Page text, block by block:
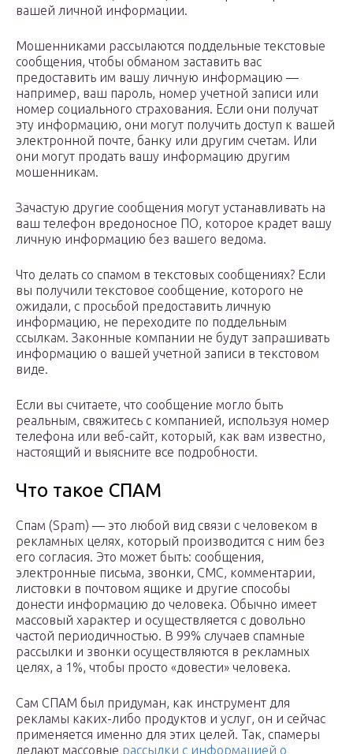
вашей личной информации.
Мошенниками рассылаются поддельные текстовые
сообщения, чтобы обманом заставить вас
предоставить им вашу личную информацию —
например, ваш пароль, номер учетной записи или
номер социального страхования. Если они получат
эту информацию, они могут получить доступ к вашей
электронной почте, банку или другим счетам. Или
они могут продать вашу информацию другим
мошенникам.
Зачастую другие сообщения могут устанавливать на
ваш телефон вредоносное ПО, которое крадет вашу
личную информацию без вашего ведома.
Что делать со спамом в текстовых сообщениях? Если
вы получили текстовое сообщение, которого не
ожидали, с просьбой предоставить личную
информацию, не переходите по поддельным
ссылкам. Законные компании не будут запрашивать
информацию о вашей учетной записи в текстовом
виде.
Если вы считаете, что сообщение могло быть
реальным, свяжитесь с компанией, используя номер
телефона или веб-сайт, который, как вам известно,
настоящий и выясните все подробности.
Что такое СПАМ
Спам (Spam) — это любой вид связи с человеком в
рекламных целях, который производится с ним без
его согласия. Это может быть: сообщения,
электронные письма, звонки, СМС, комментарии,
листовки в почтовом ящике и другие способы
донести информацию до человека. Обычно имеет
массовый характер и осуществляется с довольно
частой периодичностью. В 99% случаев спамные
рассылки и звонки осуществляются в рекламных
целях, а 1%, чтобы просто «довести» человека.
Сам СПАМ был придуман, как инструмент для
рекламы каких-либо продуктов и услуг, он и сейчас
применяется именно для этих целей. Так, спамеры
делают массовые рассылки с информацией о